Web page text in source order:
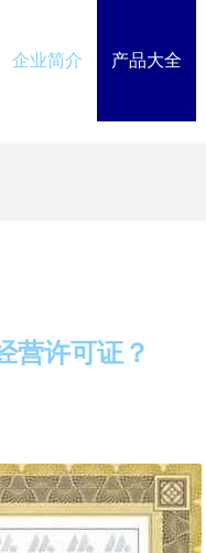
企业简介 产品大全
营许可证？